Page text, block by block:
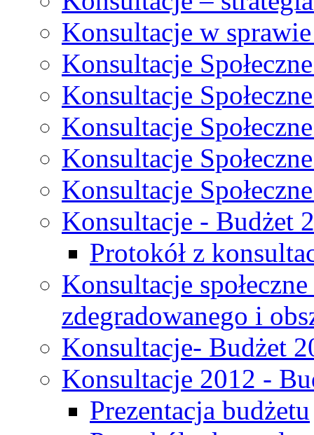
Konsultacje w
Konsultacje
Konsultacje
Konsultacje
Konsultacje
Konsultacje
Konsultacje - Budżet
Protokół z
Konsultacje
zdegradowanego i
Konsultacje- Budżet
Konsultacje 2012 -
Prezentacja budżetu